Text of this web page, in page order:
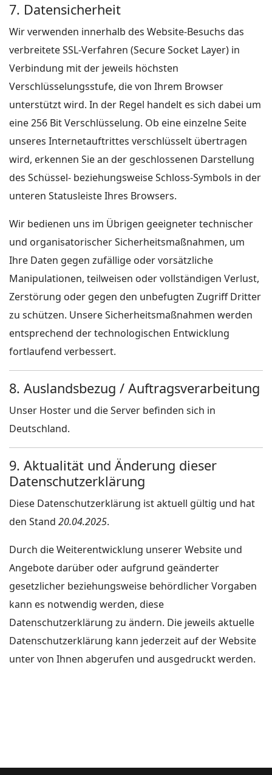
7. Datensicherheit
Wir verwenden innerhalb des Website-Besuchs das
verbreitete SSL-Verfahren (Secure Socket Layer) in
Verbindung mit der jeweils höchsten
Verschlüsselungsstufe, die von Ihrem Browser
unterstützt wird. In der Regel handelt es sich dabei um
eine 256 Bit Verschlüsselung. Ob eine einzelne Seite
unseres Internetauftrittes verschlüsselt übertragen
wird, erkennen Sie an der geschlossenen Darstellung
des Schüssel- beziehungsweise Schloss-Symbols in der
unteren Statusleiste Ihres Browsers.
Wir bedienen uns im Übrigen geeigneter technischer
und organisatorischer Sicherheitsmaßnahmen, um
Ihre Daten gegen zufällige oder vorsätzliche
Manipulationen, teilweisen oder vollständigen Verlust,
Zerstörung oder gegen den unbefugten Zugriff Dritter
zu schützen. Unsere Sicherheitsmaßnahmen werden
entsprechend der technologischen Entwicklung
fortlaufend verbessert.
8. Auslandsbezug / Auftragsverarbeitung
Unser Hoster und die Server befinden sich in
Deutschland.
9. Aktualität und Änderung dieser
Datenschutzerklärung
Diese Datenschutzerklärung ist aktuell gültig und hat
den Stand 20.04.2025.
Durch die Weiterentwicklung unserer Website und
Angebote darüber oder aufgrund geänderter
gesetzlicher beziehungsweise behördlicher Vorgaben
kann es notwendig werden, diese
Datenschutzerklärung zu ändern. Die jeweils aktuelle
Datenschutzerklärung kann jederzeit auf der Website
unter von Ihnen abgerufen und ausgedruckt werden.